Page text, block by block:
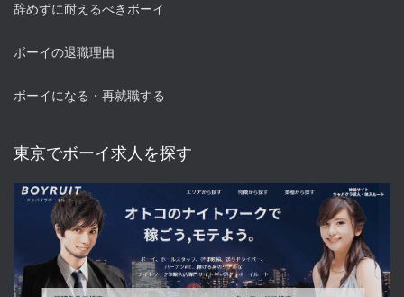
辞めずに耐えるべきボーイ
ボーイの退職理由
ボーイになる・再就職する
東京でボーイ求人を探す